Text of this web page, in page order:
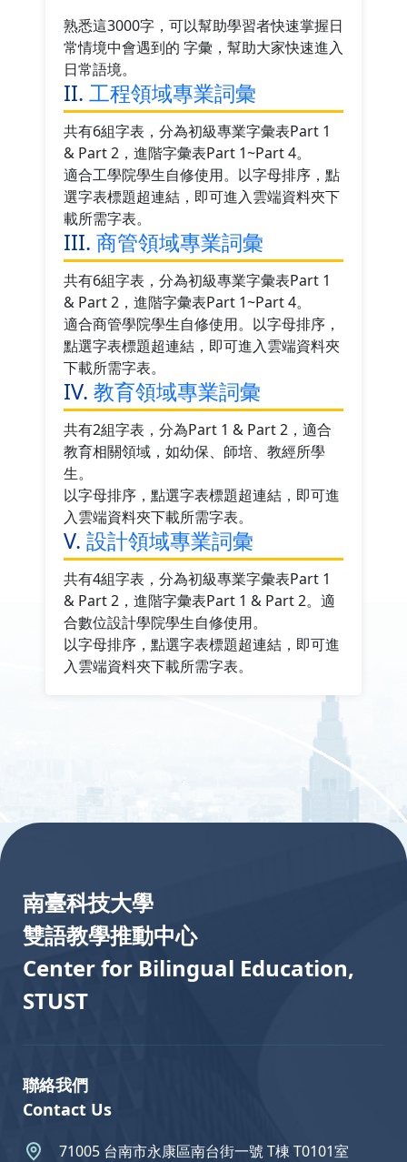
熟悉這3000字，可以幫助學習者快速掌握日
常情境中會遇到的 字彙，幫助大家快速進入
日常語境。
II. 工程領域專業詞彙
共有6組字表，分為初級專業字彙表Part 1
& Part 2，進階字彙表Part 1~Part 4。
適合工學院學生自修使用。以字母排序，點
選字表標題超連結，即可進入雲端資料夾下
載所需字表。
III. 商管領域專業詞彙
共有6組字表，分為初級專業字彙表Part 1
& Part 2，進階字彙表Part 1~Part 4。
適合商管學院學生自修使用。以字母排序，
點選字表標題超連結，即可進入雲端資料夾
下載所需字表。
IV. 教育領域專業詞彙
共有2組字表，分為Part 1 & Part 2，適合
教育相關領域，如幼保、師培、教經所學
生。
以字母排序，點選字表標題超連結，即可進
入雲端資料夾下載所需字表。
V. 設計領域專業詞彙
共有4組字表，分為初級專業字彙表Part 1
& Part 2，進階字彙表Part 1 & Part 2。適
合數位設計學院學生自修使用。
以字母排序，點選字表標題超連結，即可進
入雲端資料夾下載所需字表。
南臺科技大學
雙語教學推動中心
Center for Bilingual Education,
STUST
聯絡我們
Contact Us
71005 台南市永康區南台街一號 T棟 T0101室